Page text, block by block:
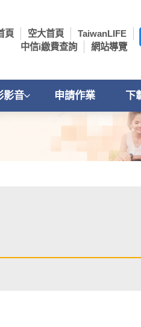
頁 空大首頁
TaiwanLIFE
中信i繳費查詢
網站導覽
影音 申請作業 下